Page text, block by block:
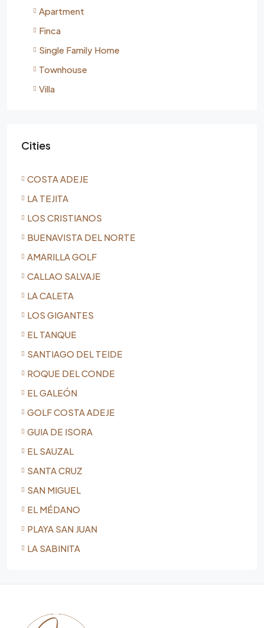
Apartment
Finca
Single Family Home
Townhouse
Villa
Cities
COSTA ADEJE
LA TEJITA
LOS CRISTIANOS
BUENAVISTA DEL NORTE
AMARILLA GOLF
CALLAO SALVAJE
LA CALETA
LOS GIGANTES
EL TANQUE
SANTIAGO DEL TEIDE
ROQUE DEL CONDE
EL GALEÓN
GOLF COSTA ADEJE
GUIA DE ISORA
EL SAUZAL
SANTA CRUZ
SAN MIGUEL
EL MÉDANO
PLAYA SAN JUAN
LA SABINITA